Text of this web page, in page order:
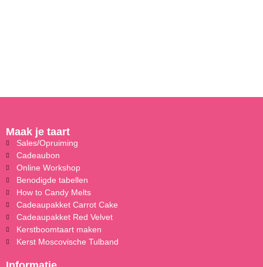
Maak je taart
Sales/Opruiming
Cadeaubon
Online Workshop
Benodigde tabellen
How to Candy Melts
Cadeaupakket Carrot Cake
Cadeaupakket Red Velvet
Kerstboomtaart maken
Kerst Moscovische Tulband